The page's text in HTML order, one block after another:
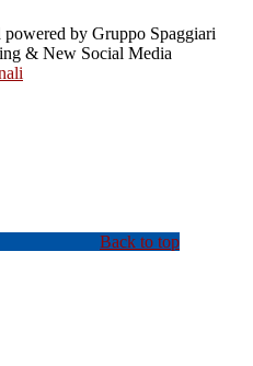
by Gruppo Spaggiari
& New Social Media
Back to top